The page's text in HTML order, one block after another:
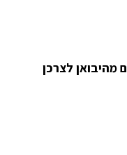
מהיבואן לצרכן